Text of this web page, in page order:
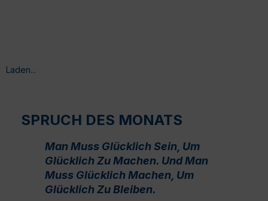
Laden...
SPRUCH DES MONATS
Man Muss Glücklich Sein, Um
Glücklich Zu Machen. Und Man
Muss Glücklich Machen, Um
Glücklich Zu Bleiben.